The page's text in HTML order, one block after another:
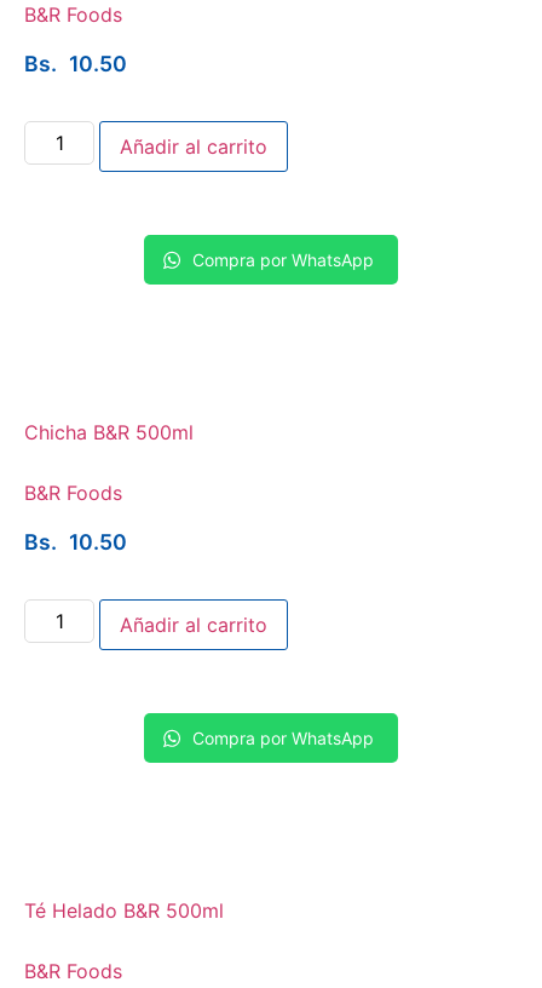
B&R Foods
Bs. 10.50
Añadir al carrito
Compra por WhatsApp
Chicha B&R 500ml
B&R Foods
Bs. 10.50
Añadir al carrito
Compra por WhatsApp
Té Helado B&R 500ml
B&R Foods